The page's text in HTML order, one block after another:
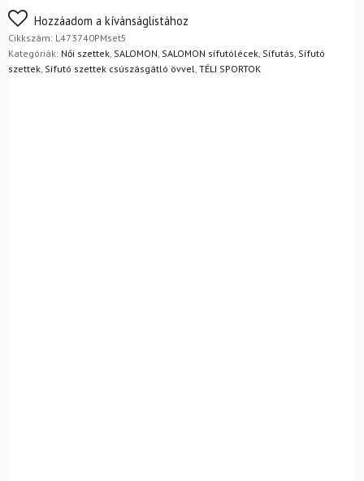
kötéssel
NNN
+
Cipő
Nem biztos a választásában? Semmi gond – a terméket
egyszerűen visszaküldheti 14 napon belül, indoklás nélkül.
Mik a visszaküldés feltételei?
Hozzáadom a kívánságlistához
Cikkszám: L473740PMset5
Kategóriák: Női szettek, SALOMON, SALOMON sífutólécek, Sífutás, Sífutó
szettek, Sífutó szettek csúszásgátló övvel, TÉLI SPORTOK